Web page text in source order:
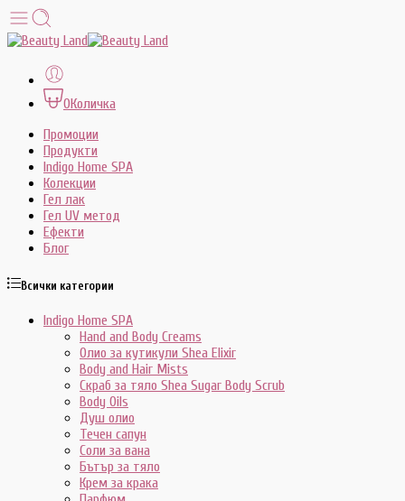
0Количка
Промоции
Продукти
Indigo Home SPA
Колекции
Гел лак
Гел UV метод
Ефекти
Блог
Всички категории
Indigo Home SPA
Hand and Body Creams
Олио за кутикули Shea Elixir
Body and Hair Mists
Скраб за тяло Shea Sugar Body Scrub
Body Oils
Душ олио
Течен сапун
Соли за вана
Бътър за тяло
Крем за крака